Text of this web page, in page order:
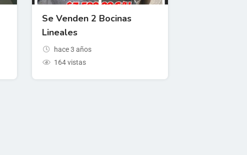
Se Venden 2 Bocinas
Lineales
hace 3 años
164 vistas